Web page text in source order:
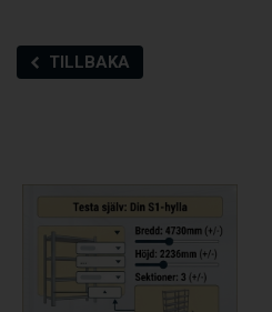
TILLBAKA